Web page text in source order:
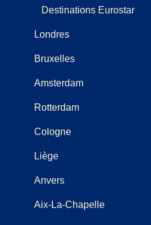
Destinations Eurostar
Londres
Bruxelles
Amsterdam
Rotterdam
Cologne
Liège
Anvers
Aix-La-Chapelle